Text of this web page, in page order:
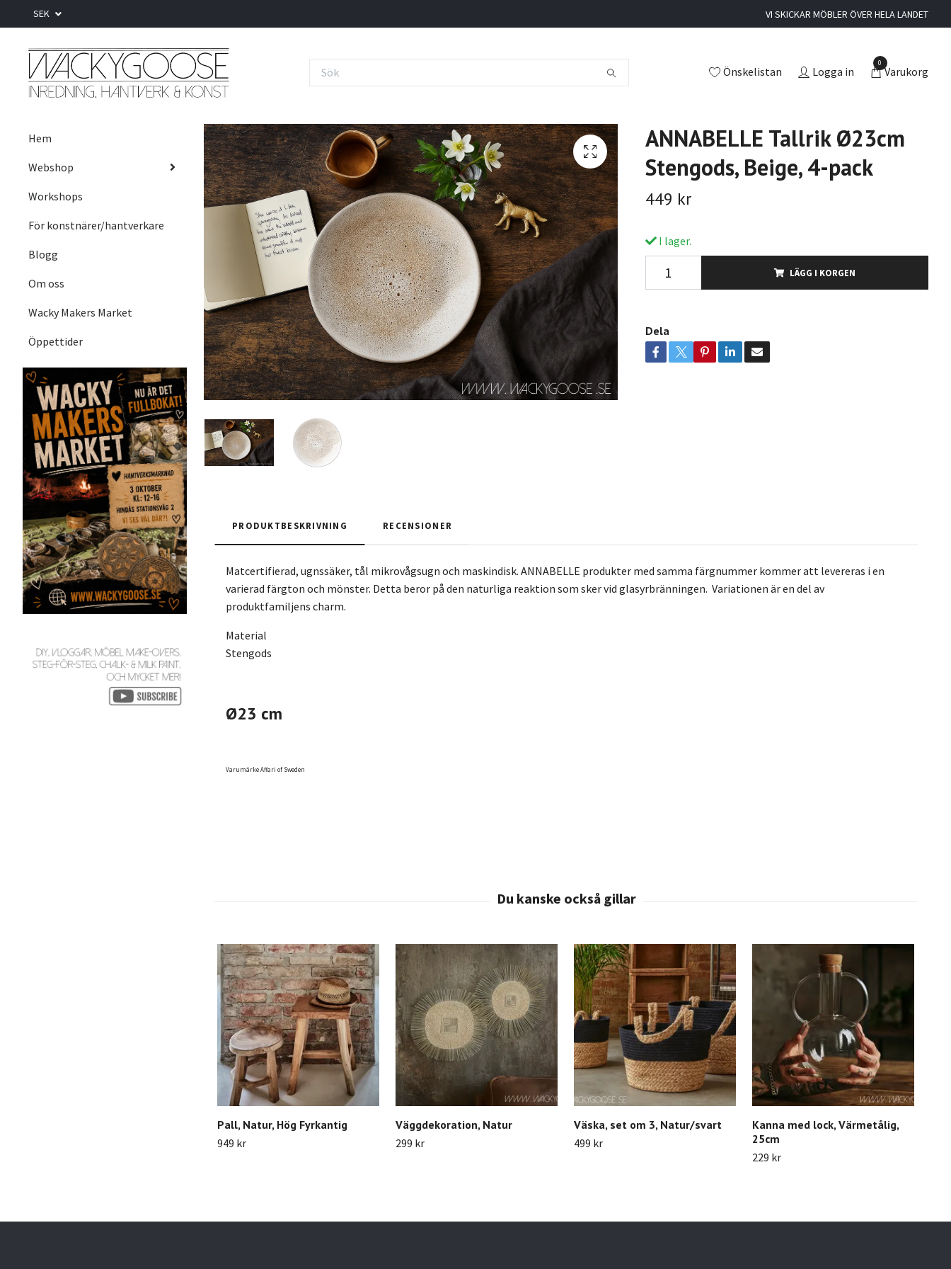
SEK VI SKICKAR MÖBLER ÖVER HELA LANDET
Önskelistan Logga in
0
Varukorg
Hem
Webshop
Workshops
För konstnärer/hantverkare
Blogg
Om oss
Wacky Makers Market
Öppettider
ANNABELLE Tallrik Ø23cm
Stengods, Beige, 4-pack
449 kr
I lager.
LÄGG I KORGEN
Dela
PRODUKTBESKRIVNING RECENSIONER
Matcertifierad, ugnssäker, tål mikrovågsugn och maskindisk. ANNABELLE produkter med samma färgnummer kommer att levereras i en
varierad färgton och mönster. Detta beror på den naturliga reaktion som sker vid glasyrbränningen. Variationen är en del av
produktfamiljens charm.
Material
Stengods
Ø23 cm
Varumärke Affari of Sweden
Pall, Natur, Hög Fyrkantig
949 kr
Väggdekoration, Natur
299 kr
Väska, set om 3, Natur/svart
499 kr
Kanna med lock, Värmetålig,
25cm
229 kr